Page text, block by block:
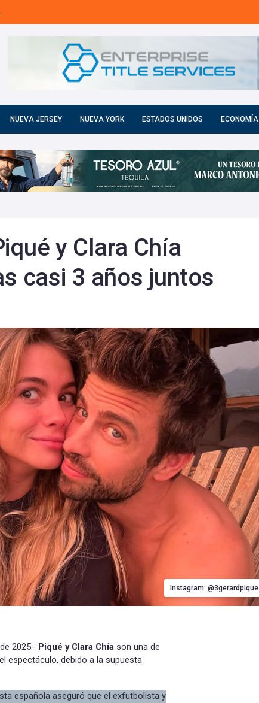
NUEVA JERSEY NUEVA YORK ESTADOS UNIDOS ECONOMÍA
y Clara Chía
casi 3 años juntos
Instagram: @3gerardpique
2025.- Piqué y Clara Chía son una de
espectáculo, debido a la supuesta
española aseguró que el exfutbolista y